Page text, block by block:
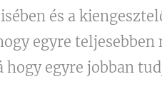
és a
egyre
hogy egyre jobban